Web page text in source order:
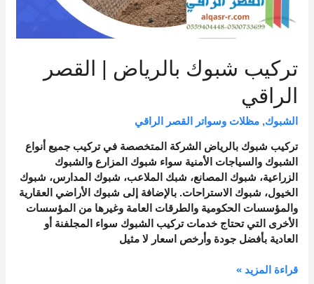
تركيب شبوك بالرياض | القصر
الراقي
الشبوك,مظلات وسواتر القصر الراقي
تركيب شبوك بالرياض الشركة المتخصصة في تركيب جميع أنواع
الشبوك والسياجات الأمنية سواء شبوك المزارع والشبوك
الزراعية، شبوك المصانع، شبك الملاعب، شبوك المدارس، شبوك
الخيول، شبوك الاستراحات. بالإضافة إلى شبوك الأراضي العقارية
والمؤسسات الحكومية والطرقات العامة وغيرها من المؤسسات
الأخرى التي تحتاج خدمات تركيب الشبوك سواء المجلفنة أو
العادية بأفضل جودة وأرخص اسعار لا مثيل
قراءة المزيد »